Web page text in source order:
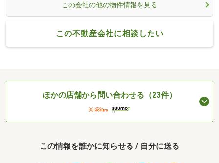
この会社の他の物件情報を見る
この不動産会社に相談したい
ほかの店舗から問い合わせる（23件）
この情報を誰かに知らせる / 自分に送る